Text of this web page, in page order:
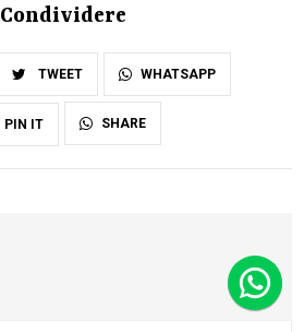
Condividere
TWEET WHATSAPP
PIN IT SHARE